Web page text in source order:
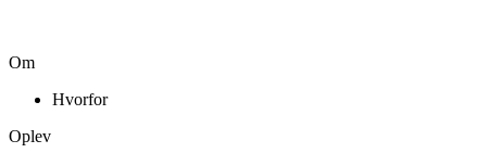
Om
Hvorfor
Oplev